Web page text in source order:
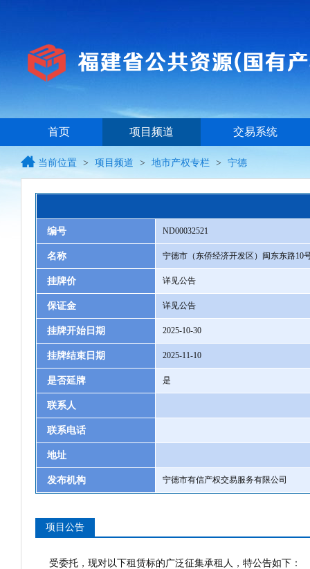
首页 项目频道 交易系统
当前位置 > 项目频道 > 地市产权专栏 > 宁德
编号 ND00032521
名称 宁德市（东侨经济开发区）闽东东路10
挂牌价 详见公告
保证金 详见公告
挂牌开始日期 2025-10-30
挂牌结束日期 2025-11-10
是否延牌 是
联系人
联系电话
地址
发布机构 宁德市有信产权交易服务有限公司
项目公告
受委托，现对以下租赁标的广泛征集承租人，特公告如下：